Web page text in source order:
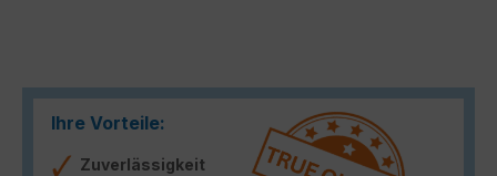
Ihre Vorteile:
Zuverlässigkeit